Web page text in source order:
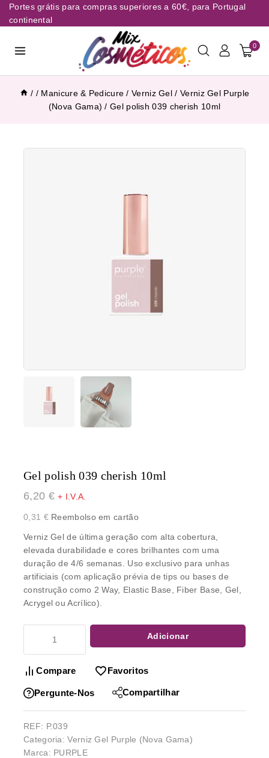
Portes grátis para compras superiores a 60€, para Portugal
continental
0
/ / Manicure & Pedicure / Verniz Gel / Verniz Gel Purple
(Nova Gama) / Gel polish 039 cherish 10ml
Gel polish 039 cherish 10ml
6,20 € + I.V.A.
0,31 €Reembolso em cartão
Verniz Gel de última geração com alta cobertura,
elevada durabilidade e cores brilhantes com uma
duração de 4/6 semanas. Uso exclusivo para unhas
artificiais (com aplicação prévia de tips ou bases de
construção como 2 Way, Elastic Base, Fiber Base, Gel,
Acrygel ou Acrílico).
Adicionar
Compare Favoritos
Pergunte-Nos Compartilhar
REF: P.039
Categoria:Verniz Gel Purple (Nova Gama)
Marca: PURPLE